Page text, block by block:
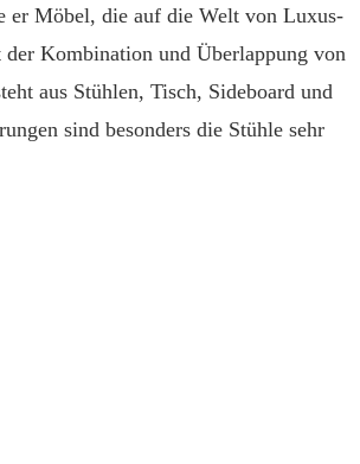
er Möbel, die auf die Welt von Luxus-
Kombination und Überlappung von
aus Stühlen, Tisch, Sideboard und
sind besonders die Stühle sehr